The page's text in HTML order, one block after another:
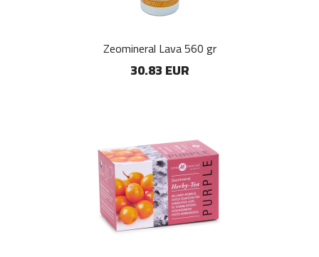
Zeomineral Lava 560 gr
30.83 EUR